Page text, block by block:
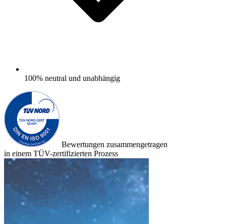
100% neutral und unabhängig
Bewertungen zusammengetragen
in einem TÜV-zertifizierten Prozess